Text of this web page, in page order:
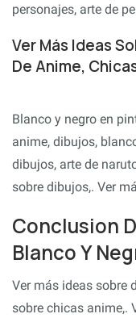
personajes, arte de
Ver Más Ideas
De Anime,
Blanco y negro en
anime, dibujos,
dibujos, arte de
sobre dibujos,. Ver
Conclusion
Blanco Y
Ver más ideas sobre
sobre chicas anime,.